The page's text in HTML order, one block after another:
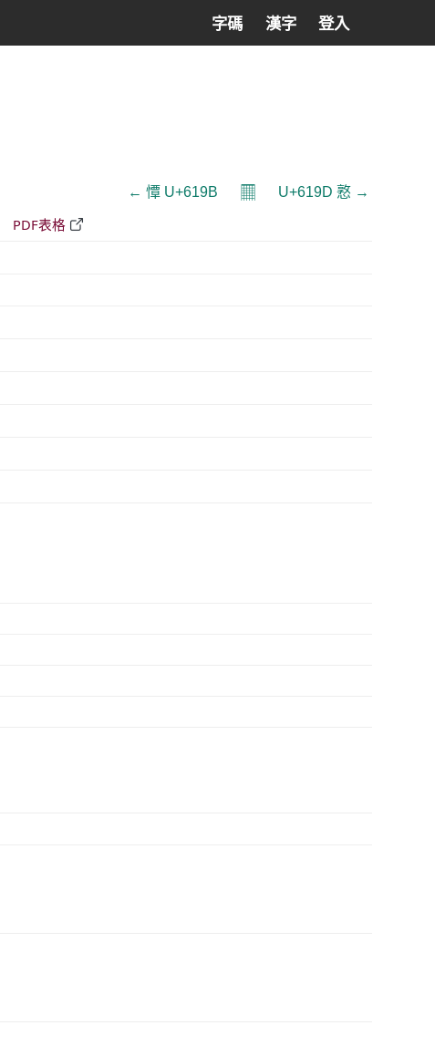
字碼 漢字 登入
← 憛 U+619B 𝄜 U+619D 憝 →
PDF表格